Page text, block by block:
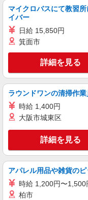
マイクロバスにて教習
イバー
日給 15,850円
箕面市
詳細を見る
ラウンドワンの清掃作業
時給 1,400円
大阪市城東区
詳細を見る
アパレル用品や雑貨の
時給 1,200円〜1,500
柏市